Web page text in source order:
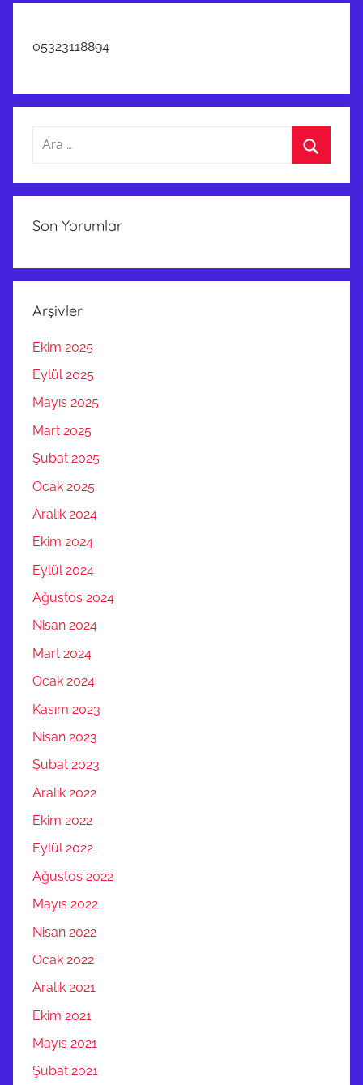
05323118894
Arama:
Son Yorumlar
Arşivler
Ekim 2025
Eylül 2025
Mayıs 2025
Mart 2025
Şubat 2025
Ocak 2025
Aralık 2024
Ekim 2024
Eylül 2024
Ağustos 2024
Nisan 2024
Mart 2024
Ocak 2024
Kasım 2023
Nisan 2023
Şubat 2023
Aralık 2022
Ekim 2022
Eylül 2022
Ağustos 2022
Mayıs 2022
Nisan 2022
Ocak 2022
Aralık 2021
Ekim 2021
Mayıs 2021
Şubat 2021